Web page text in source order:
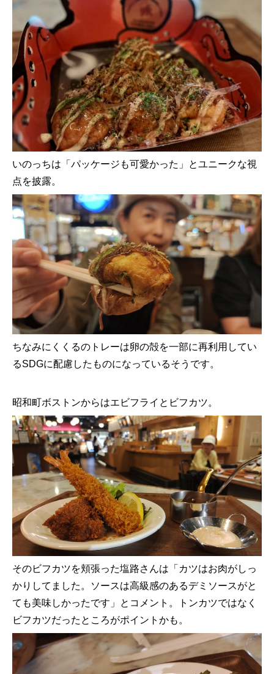
いのっちは「パッケージも可愛かった」とユニークな視
点を披露。
ちなみにくくるのトレーは卵の殻を一部に再利用してい
るSDGに配慮したものになっているそうです。
昭和町ボストンからはエビフライとビフカツ。
そのビフカツを頬張った塩路さんは「カツはお肉がしっ
かりしてました。ソースは高級感のあるデミソースがと
ても美味しかったです」とコメント。トンカツではなく
ビフカツだったところがポイントかも。